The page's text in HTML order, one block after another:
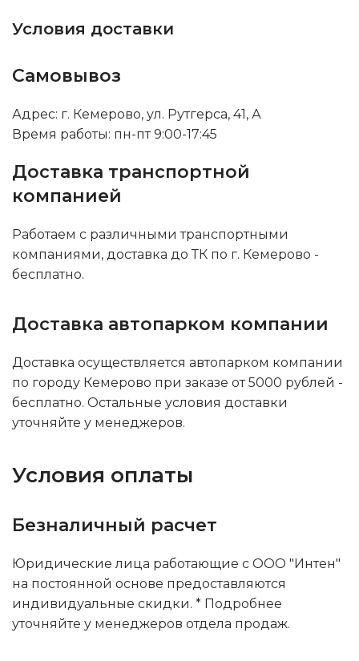
Условия доставки
Самовывоз
Адрес: г. Кемерово, ул. Рутгерса, 41, А
Время работы: пн-пт 9:00-17:45
Доставка транспортной
компанией
Работаем с различными транспортными
компаниями, доставка до ТК по г. Кемерово -
бесплатно.
Доставка автопарком компании
Доставка осуществляется автопарком компании
по городу Кемерово при заказе от 5000 рублей -
бесплатно. Остальные условия доставки
уточняйте у менеджеров.
Условия оплаты
Безналичный расчет
Юридические лица работающие с ООО "Интен"
на постоянной основе предоставляются
индивидуальные скидки. * Подробнее
уточняйте у менеджеров отдела продаж.